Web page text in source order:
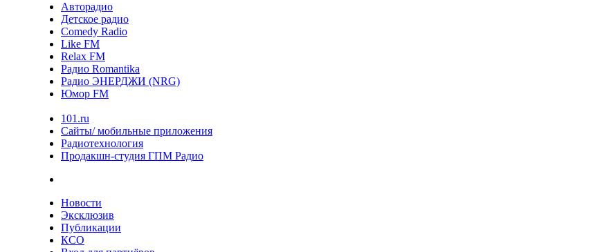
Авторадио
Детское радио
Comedy Radio
Like FM
Relax FM
Радио Romantika
Радио ЭНЕРДЖИ (NRG)
Юмор FM
101.ru
Сайты/ мобильные приложения
Радиотехнология
Продакшн-студия ГПМ Радио
Новости
Эксклюзив
Публикации
КСО